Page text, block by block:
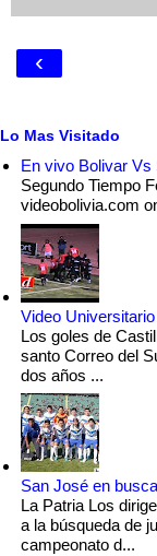
‹
Lo Mas Visitado
En vivo Bolivar Vs
Segundo Tiempo
videobolivia.com
Video
Los goles de
santo Correo del
dos años ...
San José en
La Patria Los
a la búsqueda de
campeonato d...